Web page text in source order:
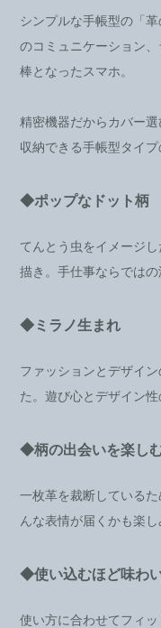
シンプルな手帳型の「
のコミュニケーション
棒となったスマホ。
精密機器だからカバー
収納できる手帳型タイ
◆ポップなドット柄
てんとう虫をイメージ
描き。手仕事ならではの
◆ミラノ生まれ
ファッションとデザイ
た。遊び心とデザイン性
◆柄の出会いを楽し
一枚革を裁断している
んな表情が届くかも楽
◆使い込むほど味わ
使い方に合わせてフィ